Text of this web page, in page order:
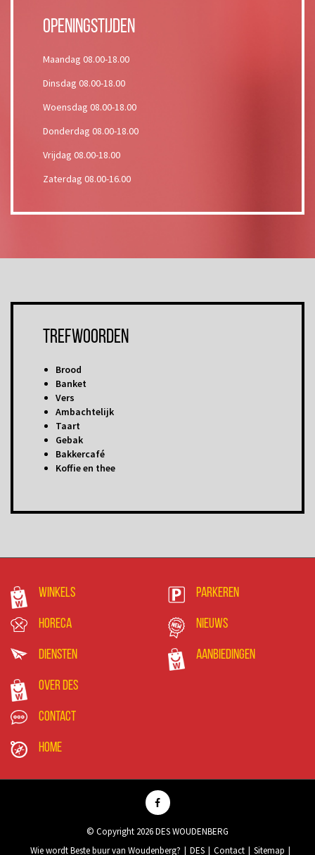
Openingstijden
Maandag 08.00-18.00
Dinsdag 08.00-18.00
Woensdag 08.00-18.00
Donderdag 08.00-18.00
Vrijdag 08.00-18.00
Zaterdag 08.00-16.00
Trefwoorden
Brood
Banket
Vers
Ambachtelijk
Taart
Gebak
Bakkercafé
Koffie en thee
Winkels
Horeca
Diensten
Parkeren
Nieuws
Aanbiedingen
Over DES
Contact
Home
© Copyright 2026 DES WOUDENBERG
Wie wordt Beste buur van Woudenberg?
DES Contact Sitemap